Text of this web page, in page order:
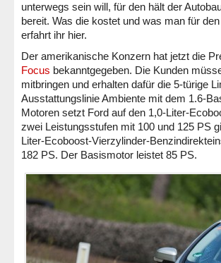
unterwegs sein will, für den hält der
bereit. Was die kostet und was man für
erfahrt ihr hier.
Der amerikanische Konzern hat jetzt die
Focus bekanntgegeben. Die Kunden
mitbringen und erhalten dafür die 5-türige
Ausstattungslinie Ambiente mit dem 1.6-
Motoren setzt Ford auf den 1,0-Liter-
zwei Leistungsstufen mit 100 und 125 PS
Liter-Ecoboost-Vierzylinder-
182 PS. Der Basismotor leistet 85 PS.